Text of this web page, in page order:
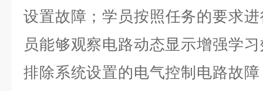
设置故障；学员按照任务的要求
员能够观察电路动态显示增强学
排除系统设置的电气控制电路故